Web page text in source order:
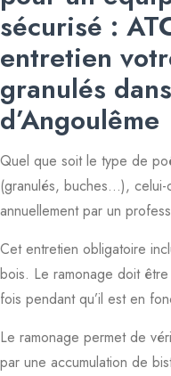
sécurisé :
entretien
granulés
d’Angoulême
Quel que soit le type de
(granulés, buches…),
annuellement par un
Cet entretien obligatoire
bois. Le ramonage doit
fois pendant qu’il est en
Le ramonage permet de
par une accumulation de